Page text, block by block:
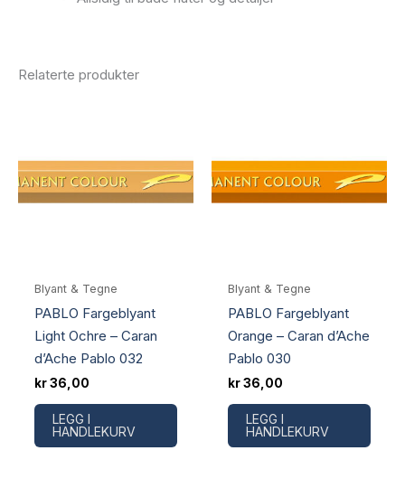
Relaterte produkter
Blyant & Tegne
PABLO Fargeblyant
Light Ochre – Caran
d’Ache Pablo 032
kr36,00
LEGG I
HANDLEKURV
Blyant & Tegne
PABLO Fargeblyant
Orange – Caran d’Ache
Pablo 030
kr36,00
LEGG I
HANDLEKURV